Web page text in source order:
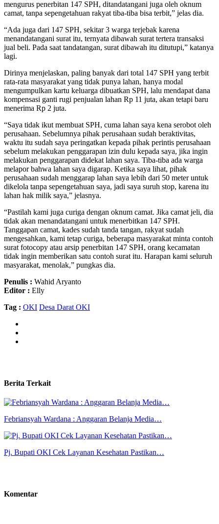
mengurus penerbitan 147 SPH, ditandatangani juga oleh oknum
camat, tanpa sepengetahuan rakyat tiba-tiba bisa terbit,” jelas dia.
“Ada juga dari 147 SPH, sekitar 3 warga terjebak karena
menandatangani surat itu, ternyata dibawah surat tertera transaksi
jual beli. Pada saat tandatangan, surat dibawah itu ditutupi,” katanya
lagi.
Dirinya menjelaskan, paling banyak dari total 147 SPH yang terbit
rata-rata masyarakat yang tidak punya lahan, hanya modal
mengumpulkan kartu keluarga dibuatkan SPH, lalu mendapat dana
kompensasi ganti rugi penjualan lahan Rp 11 juta, akan tetapi baru
menerima Rp 2 juta.
“Saya tidak ikut membuat SPH, cuma lahan saya kena serobot oleh
perusahaan. Sebelumnya pihak perusahaan sudah beraktivitas,
waktu itu sudah saya peringatkan kepada pihak perintis perusahaan
sebelum melakukan penggarapan izin dulu kepada saya, jika ingin
melakukan penggarapan didekat lahan saya. Tiba-tiba ada warga
melapor bahwa lahan saya digarap. Ketika saya lihat, pihak
perusahaan sudah menggarap lahan saya lebih dari 50 meter untuk
dikelola tanpa sepengetahuan saya, jadi saya suruh stop, karena itu
lahan hak milik saya,” jelasnya.
“Pastilah kami juga curiga dengan oknum camat. Jika camat jeli, dia
tidak akan menandatangani untuk menerbitkan 147 SPH.
Tanggapan camat, kades sudah tanda tangan, rakyat sudah
mengesahkan, kami tetap curiga, beberapa masyarakat minta contoh
surat fotocopy atau arsip penerbitan 147 SPH, orang kecamatan
tidak ingin memberikan satu contoh surat itu. Harapan kami seluruh
masyarakat, menolak,” pungkas dia.
Penulis : Wahid Aryanto
Editor : Elly
Tag : OKI Desa Darat OKI
Berita Terkait
Febriansyah Wardana : Anggaran Belanja Media…
Pj. Bupati OKI Cek Layanan Kesehatan Pastikan…
Komentar